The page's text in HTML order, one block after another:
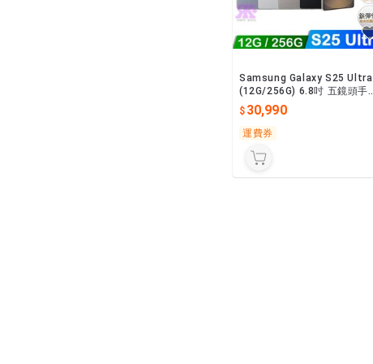
Samsung Galaxy S25 Ultra
(12G/256G) 6.8吋 五鏡頭手
機-贈空壓殼+鋼保+其他贈品
30,990
運費券